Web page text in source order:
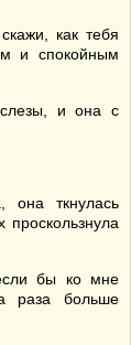
как тебя
и спокойным
и она с
она ткнулась
бы ко мне
раза больше